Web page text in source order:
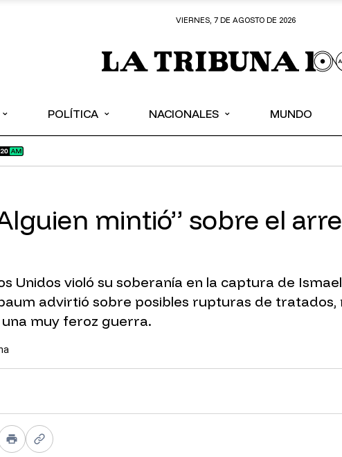
VIERNES, 7 DE AGOSTO DE 2026
⌄ POLÍTICA ⌄ NACIONALES ⌄ MUNDO
mintió” sobre el
Unidos violó su soberanía en la captura de
advirtió sobre posibles rupturas de
una muy feroz guerra.
PrintCopy link